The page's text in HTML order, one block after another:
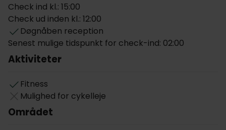
afstand til den historiske gamle bydel og den
maleriske gamle bådhavn. Lejlighedshotellet er et
ideelt udgangspunkt for at lære Kiels kulturarv, de
historiske steder, den fantastiske fjord og strandene
i nærheden at kende.
Med 90 nydesignede lejligheder, der imødekommer
forskellige behov til både par og familier, sikrer
Aparthotel Adagio Access Kiel et personligt og
hyggeligt ophold for alle gæster. Et stort
Check ind kl.: 15:00
Check ud inden kl.: 12:00
Døgnåben reception
Senest mulige tidspunkt for check-ind: 02:00
Aktiviteter
Fitness
Mulighed for cykelleje
Området